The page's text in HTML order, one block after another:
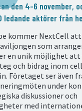
den 4-6 november,
ledande aktörer från
kommer NextCell
som
en unik möjlighet att
och bidrag inom
Företaget ser även
under
diskussioner och
med